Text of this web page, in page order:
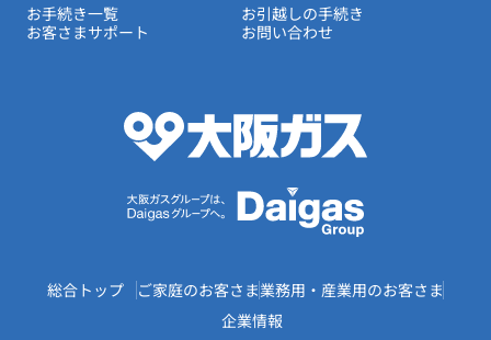
お手続き一覧
お引越しの手続き
お客さまサポート
お問い合わせ
総合トップ ご家庭のお客さま業務用・産業用のお客さま
企業情報